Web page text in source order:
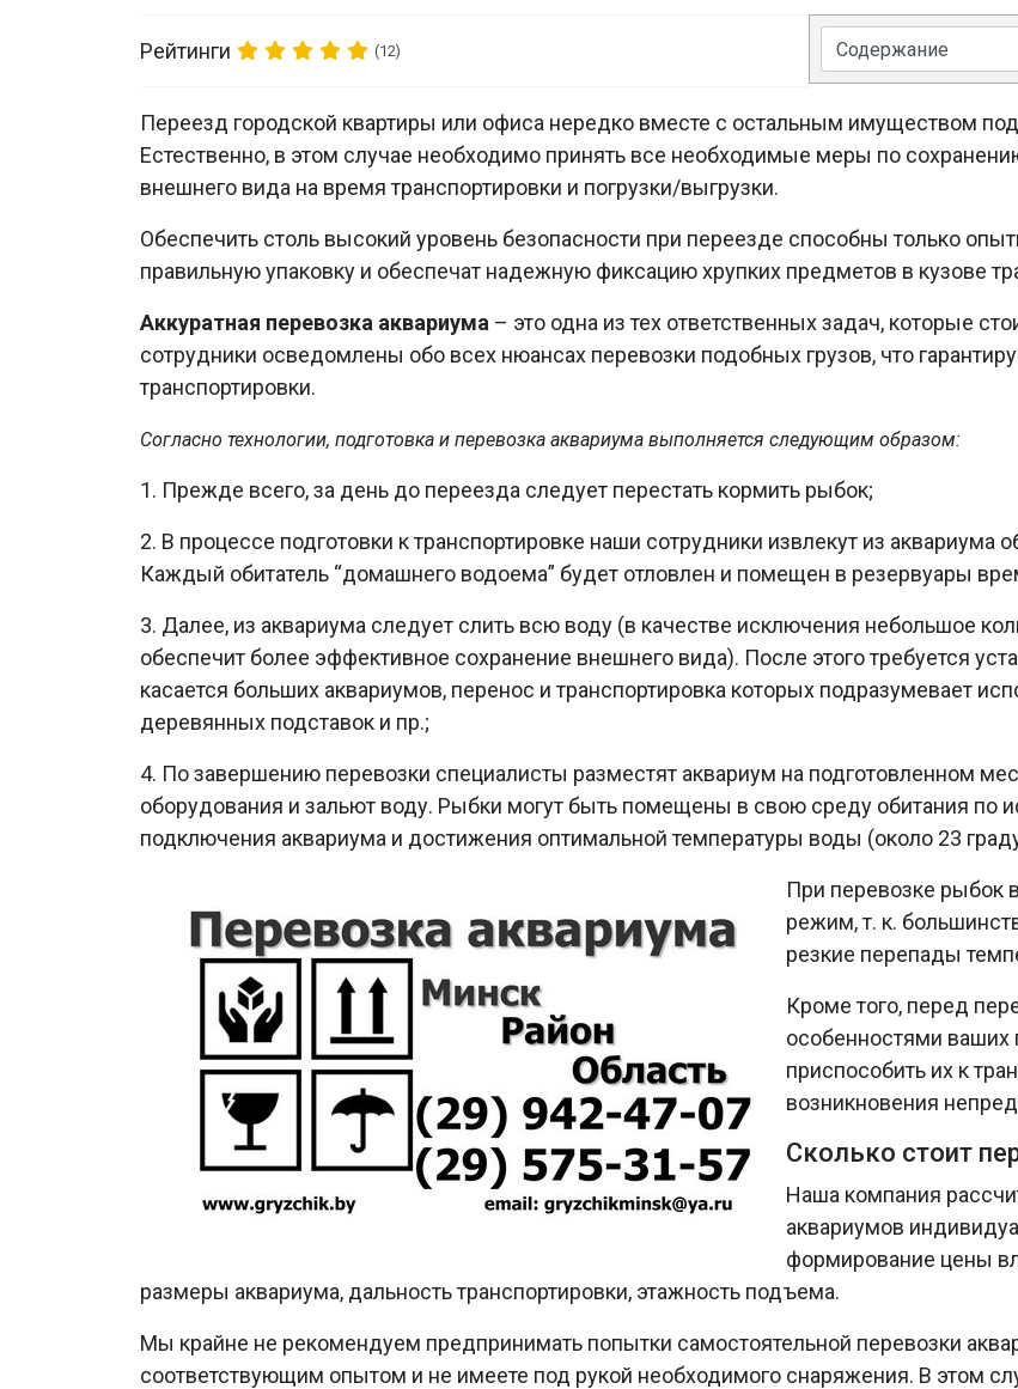
Рейтинги (12)
Переезд городской квартиры или офиса нередко вместе с остальным имуществом
Естественно, в этом случае необходимо принять все необходимые меры по
внешнего вида на время транспортировки и погрузки/выгрузки.
Обеспечить столь высокий уровень безопасности при переезде способны только
правильную упаковку и обеспечат надежную фиксацию хрупких предметов в кузове
Аккуратная перевозка аквариума – это одна из тех ответственных задач, которые
сотрудники осведомлены обо всех нюансах перевозки подобных грузов, что
транспортировки.
Согласно технологии, подготовка и перевозка аквариума выполняется следующим образом:
1. Прежде всего, за день до переезда следует перестать кормить рыбок;
2. В процессе подготовки к транспортировке наши сотрудники извлекут из
Каждый обитатель “домашнего водоема” будет отловлен и помещен в резервуары
3. Далее, из аквариума следует слить всю воду (в качестве исключения небольшое
обеспечит более эффективное сохранение внешнего вида). После этого требуется
касается больших аквариумов, перенос и транспортировка которых подразумевает
деревянных подставок и пр.;
4. По завершению перевозки специалисты разместят аквариум на подготовленном
оборудования и зальют воду. Рыбки могут быть помещены в свою среду обитания по
подключения аквариума и достижения оптимальной температуры воды (около 23
При перевозке рыбок
режим, т. к.
резкие перепады
Кроме того, перед
особенностями ваших
приспособить их к
возникновения
Сколько стоит
Наша компания
аквариумов
формирование цены
размеры аквариума, дальность транспортировки, этажность подъема.
Мы крайне не рекомендуем предпринимать попытки самостоятельной перевозки
соответствующим опытом и не имеете под рукой необходимого снаряжения. В этом